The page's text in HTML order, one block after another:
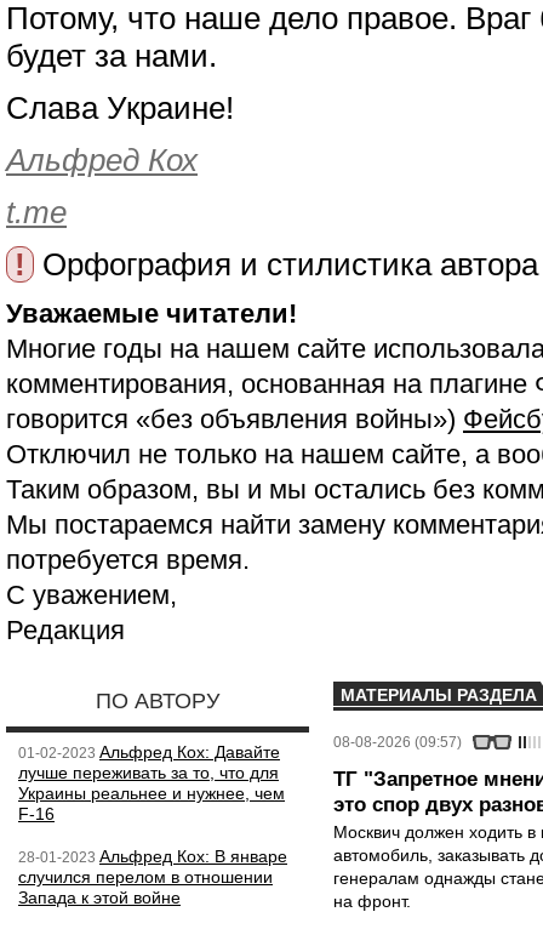
Потому, что наше дело правое. Враг
будет за нами.
Слава Украине!
Альфред Кох
t.me
!
Орфография и стилистика
Уважаемые читатели!
Многие годы на нашем сайте
комментирования, основанная на
говорится «без объявления войны»)
Отключил не только на нашем сайте, а
Таким образом, вы и мы остались без
Мы постараемся найти замену
потребуется время.
С уважением,
Редакция
ПО АВТОРУ
01-02-2023 Альфред Кох: Давайте
лучше переживать за то, что для
Украины реальнее и нужнее, чем
F-16
28-01-2023 Альфред Кох: В январе
случился перелом в отношении
Запада к этой войне
МАТЕРИАЛЫ РАЗДЕЛА
08-08-2026 (09:57)
ТГ "Запретное
это спор двух
Москвич должен ходить в
автомобиль, заказывать
генералам однажды
на фронт.